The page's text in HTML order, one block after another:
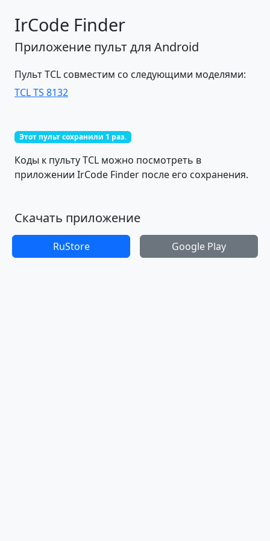
IrCode Finder
Приложение пульт для Android
Пульт TCL совместим со следующими моделями:
TCL TS 8132
Этот пульт сохранили 1 раз.
Коды к пульту TCL можно посмотреть в
приложении IrCode Finder после его сохранения.
Скачать приложение
RuStore Google Play